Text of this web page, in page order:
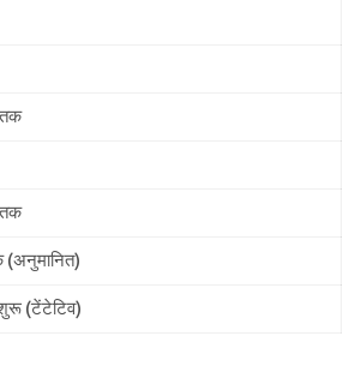
(अनुमानित)
(टेंटेटिव)